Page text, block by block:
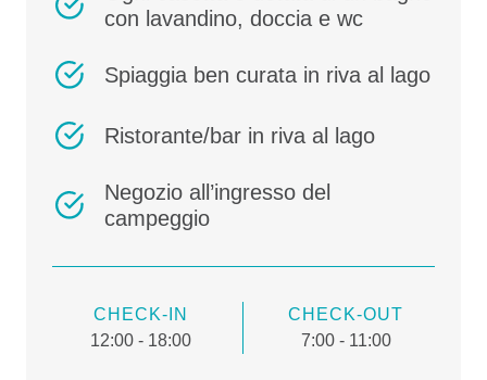
con lavandino, doccia e wc
Spiaggia ben curata in riva al lago
Ristorante/bar in riva al lago
Negozio all’ingresso del
campeggio
CHECK-IN
12:00 - 18:00
CHECK-OUT
7:00 - 11:00